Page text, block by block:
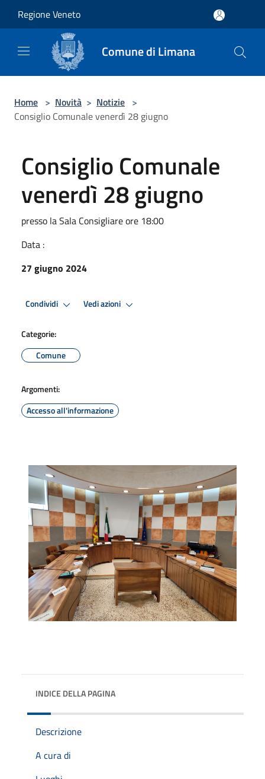
Regione Veneto
Comune di Limana
Home > Novità > Notizie >
Consiglio Comunale venerdì 28 giugno
Consiglio Comunale
venerdì 28 giugno
presso la Sala Consigliare ore 18:00
Data :
27 giugno 2024
Condividi Vedi azioni
Categorie:
Comune
Argomenti:
Accesso all'informazione
INDICE DELLA PAGINA
Descrizione
A cura di